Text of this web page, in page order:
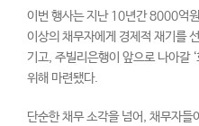
이번 행사는 지난 10년간 8000억
이상의 채무자에게 경제적 재기를
기고, 주빌리은행이 앞으로 나아갈
위해 마련됐다.
단순한 채무 소각을 넘어, 채무자들